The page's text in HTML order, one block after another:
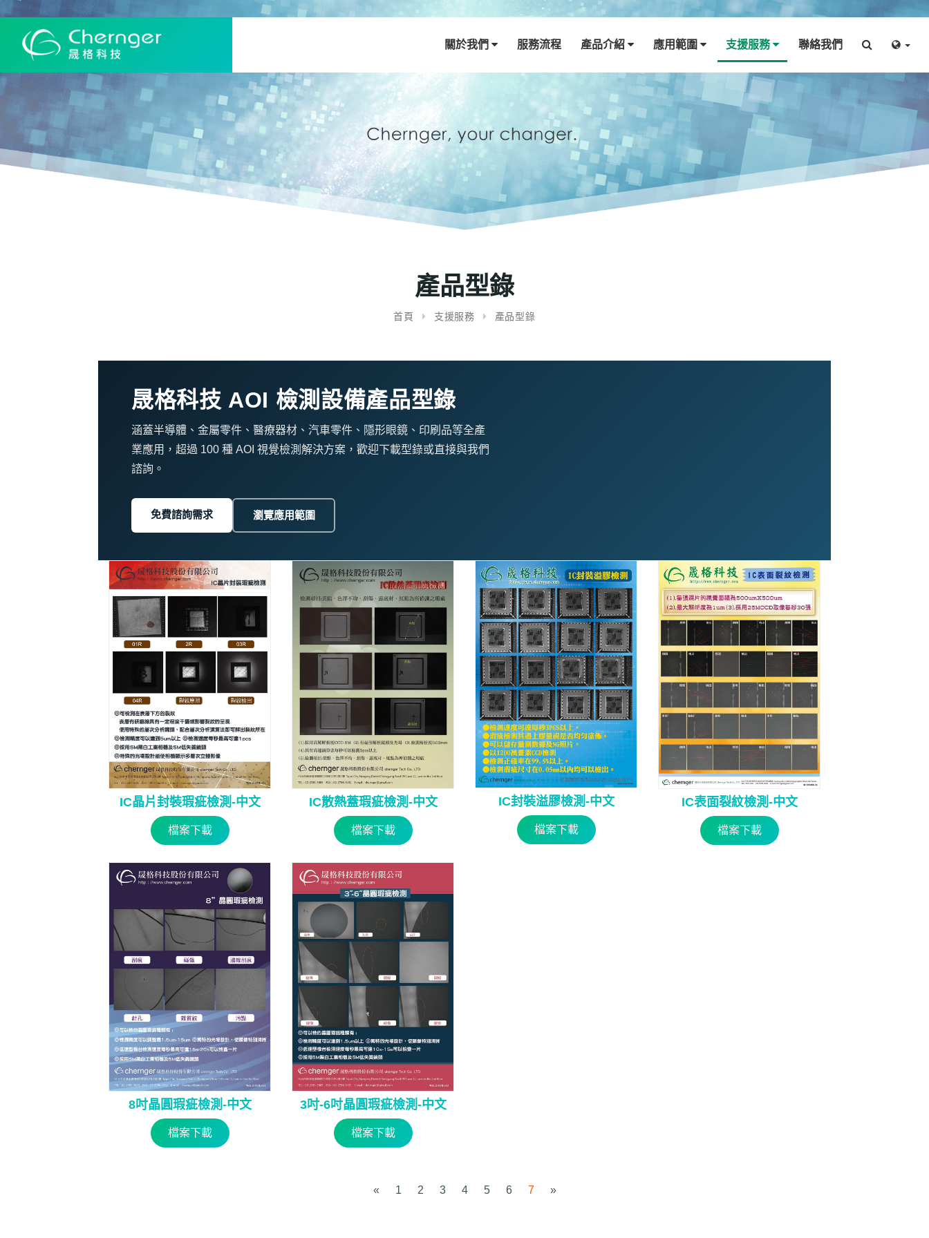
關於我們 服務流程 產品介紹 應用範圍 支援服務 聯絡我們
產品型錄
首頁 支援服務 產品型錄
晟格科技 AOI 檢測設備產品型錄
涵蓋半導體、金屬零件、醫療器材、汽車零件、隱形眼鏡、印刷品等全產
業應用，超過 100 種 AOI 視覺檢測解決方案，歡迎下載型錄或直接與我們
諮詢。
免費諮詢需求 瀏覽應用範圍
IC晶片封裝瑕疵檢測-中文
檔案下載
IC散熱蓋瑕疵檢測-中文
檔案下載
IC封裝溢膠檢測-中文
檔案下載
IC表面裂紋檢測-中文
檔案下載
8吋晶圓瑕疵檢測-中文
檔案下載
3吋-6吋晶圓瑕疵檢測-中文
檔案下載
« 1 2 3 4 5 6 7 »